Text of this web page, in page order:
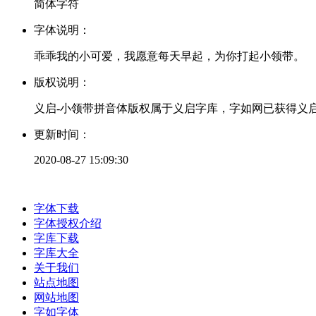
简体字符
字体说明：
乖乖我的小可爱，我愿意每天早起，为你打起小领带。
版权说明：
义启-小领带拼音体版权属于义启字库，字如网已获得义
更新时间：
2020-08-27 15:09:30
字体下载
字体授权介绍
字库下载
字库大全
关于我们
站点地图
网站地图
字如字体